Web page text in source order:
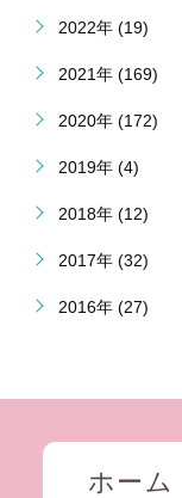
2022年 (19)
2021年 (169)
2020年 (172)
2019年 (4)
2018年 (12)
2017年 (32)
2016年 (27)
ホーム